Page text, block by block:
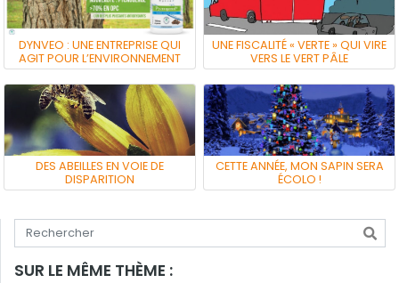
DYNVEO : UNE ENTREPRISE QUI
AGIT POUR L’ENVIRONNEMENT
UNE FISCALITÉ « VERTE » QUI VIRE
VERS LE VERT PÂLE
DES ABEILLES EN VOIE DE
DISPARITION
CETTE ANNÉE, MON SAPIN SERA
ÉCOLO !
Tapez votre recherche
SUR LE MÊME THÈME :